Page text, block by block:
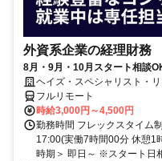
外資系企業の経理財務
8月・9月・10月スタート相談
大／700万～800万／リモート
ヘイズ・スペシャリスト・
フルリモート
時給3,000円～4,500円
勤務時間 フレックスタイム
17:00(実働7時間00分 休憩
時期＞ 即日～ ※スタート日